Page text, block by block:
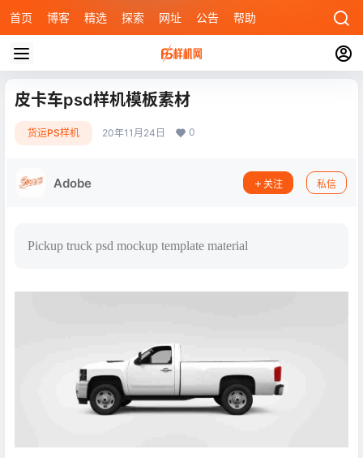
首页 博客 精选 探索 网址 公告 帮助
皮卡车psd样机模板素材
货运PS样机 20年11月24日 0
Adobe 关注 私信
Pickup truck psd mockup template material